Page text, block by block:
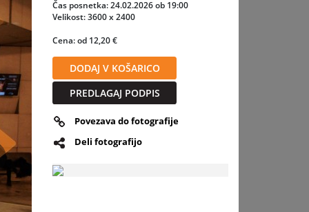
Čas posnetka: 24.02.2026 ob 19:00
Velikost: 3600 x 2400
Cena: od 12,20 €
DODAJ V KOŠARICO
PREDLAGAJ PODPIS
Povezava do fotografije
Deli fotografijo